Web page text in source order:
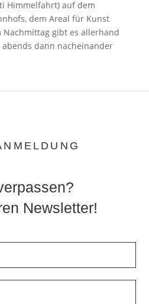
Himmelfahrt) auf dem
dem Areal für Kunst
gibt es allerhand
dann nacheinander
Newsletter!